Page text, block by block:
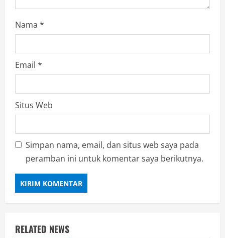
Nama *
Email *
Situs Web
Simpan nama, email, dan situs web saya pada
peramban ini untuk komentar saya berikutnya.
RELATED NEWS